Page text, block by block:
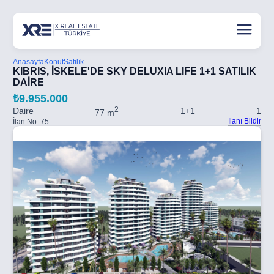
AnasayfaKonutSatılık
KIBRIS, İSKELE'DE SKY DELUXIA LIFE 1+1 SATILIK
DAİRE
₺9.955.000
Daire 77 m2 1+1 1
İlan No :75 İlanı Bildir